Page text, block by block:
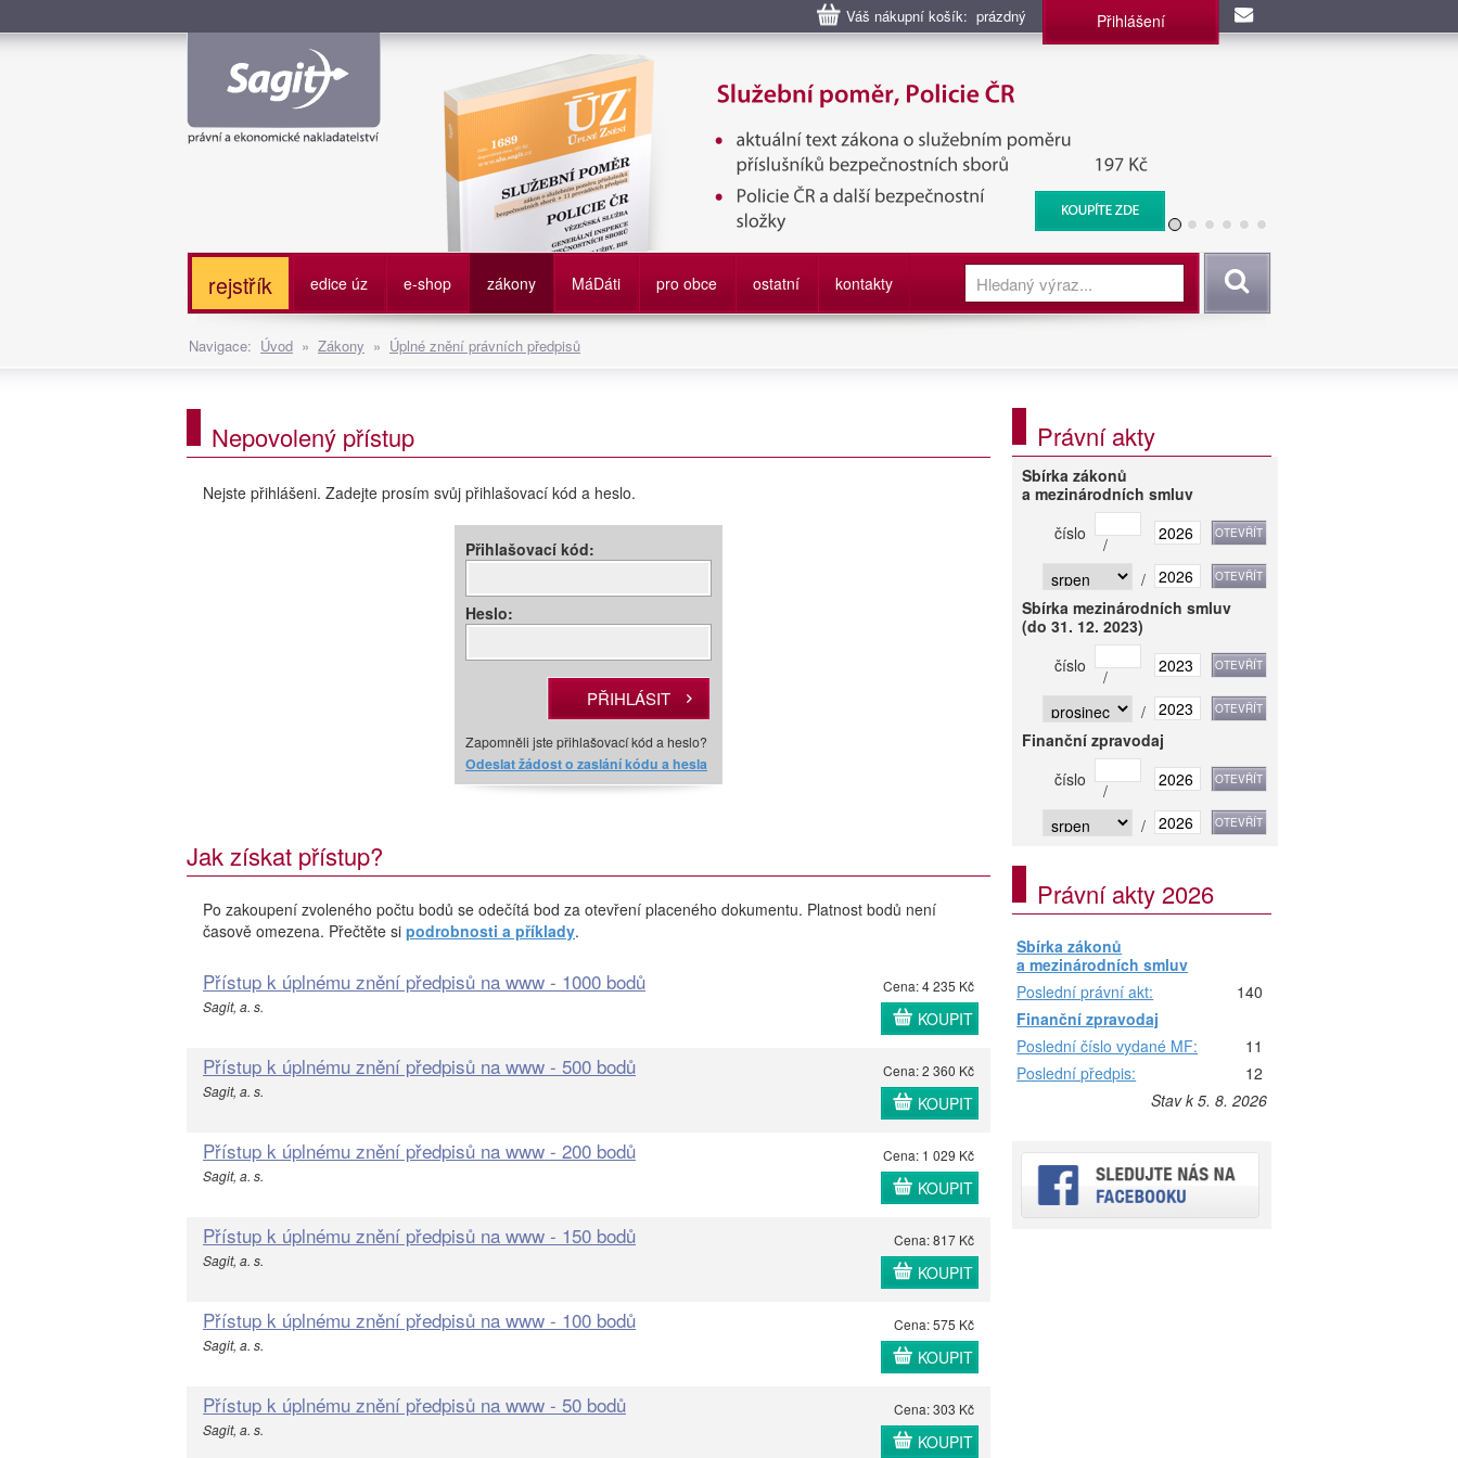
Váš nákupní košík: prázdný Přihlášení
Služební poměr příslušníků bezpečnostních sborů, Policie ČR, Vězeňská služba, BIS, Zpravodajské
služby
rejstřík edice úz e-shop zákony MáDáti pro obce ostatní kontakty Vyhledat
Navigace: Úvod » Zákony » Úplné znění právních předpisů
Nepovolený přístup
Nejste přihlášeni. Zadejte prosím svůj přihlašovací kód a heslo.
Přihlašovací kód:
Heslo:
Zapomněli jste přihlašovací kód a heslo?
Odeslat žádost o zaslání kódu a hesla
Jak získat přístup?
Po zakoupení zvoleného počtu bodů se odečítá bod za otevření placeného dokumentu. Platnost bodů není
časově omezena. Přečtěte si podrobnosti a příklady.
Přístup k úplnému znění předpisů na www - 1000 bodů
Sagit, a. s.
Cena: 4 235 Kč
KOUPIT
Přístup k úplnému znění předpisů na www - 500 bodů
Sagit, a. s.
Cena: 2 360 Kč
KOUPIT
Přístup k úplnému znění předpisů na www - 200 bodů
Sagit, a. s.
Cena: 1 029 Kč
KOUPIT
Přístup k úplnému znění předpisů na www - 150 bodů
Sagit, a. s.
Cena: 817 Kč
KOUPIT
Přístup k úplnému znění předpisů na www - 100 bodů
Sagit, a. s.
Cena: 575 Kč
KOUPIT
Přístup k úplnému znění předpisů na www - 50 bodů
Sagit, a. s.
Cena: 303 Kč
KOUPIT
Právní akty
Sbírka zákonů
a mezinárodních smluv
číslo
/
/
Sbírka mezinárodních smluv
(do 31. 12. 2023)
číslo
/
/
Finanční zpravodaj
číslo
/
/
Právní akty 2026
Sbírka zákonů
a mezinárodních smluv
Poslední právní akt:
140
Finanční zpravodaj
Poslední číslo vydané MF:
11
Poslední předpis:
12
Stav k 5. 8. 2026